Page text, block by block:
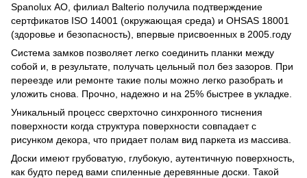
Spanolux АО, филиал Balterio получила подтверждение
сертфикатов ISO 14001 (окружающая среда) и OHSAS 18001
(здоровье и безопасность), впервые присвоенных в 2005.году
Система замков позволяет легко соединить планки между
собой и, в результате, получать цельный пол без зазоров. При
переезде или ремонте такие полы можно легко разобрать и
уложить снова. Прочно, надежно и на 25% быстрее в укладке.
Уникальный процесс сверхточно синхронного тиснения
поверхности когда структура поверхности совпадает с
рисунком декора, что придает полам вид паркета из массива.
Доски имеют грубоватую, глубокую, аутентичную поверхность,
как будто перед вами спиленные деревянные доски. Такой